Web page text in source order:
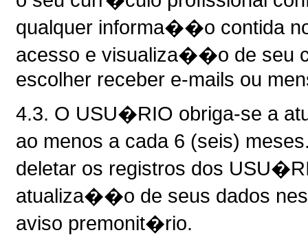
qualquer informa��o contida
acesso e visualiza��o de seu
escolher receber e-mails ou
4.3. O USU�RIO obriga-se a
ao menos a cada 6 (seis)
deletar os registros dos
atualiza��o de seus dados
aviso premonit�rio.